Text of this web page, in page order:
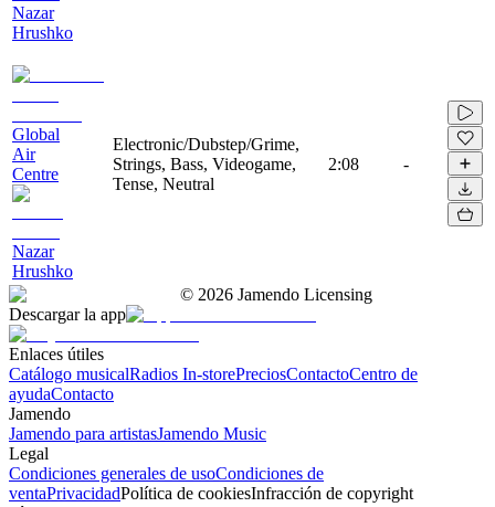
Nazar
Hrushko
Global
Air
Centre
Nazar
Hrushko
Electronic/Dubstep/Grime,
Strings, Bass, Videogame,
Tense, Neutral
2:08 -
© 2026 Jamendo Licensing
Descargar la app
Enlaces útiles
Catálogo musicalRadios In-storePreciosContactoCentro de
ayudaContacto
Jamendo
Jamendo para artistasJamendo Music
Legal
Condiciones generales de usoCondiciones de
ventaPrivacidadPolítica de cookiesInfracción de copyright